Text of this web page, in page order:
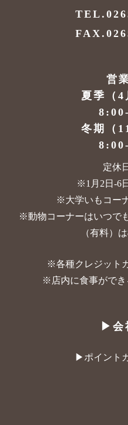
営
夏季（4
冬期（
定休
※1月2日-6
※大学いもコー
※動物コーナーはいつで
（有料）
※各種クレジット
※店内に食事ができ
▶︎会
▶︎ポイント